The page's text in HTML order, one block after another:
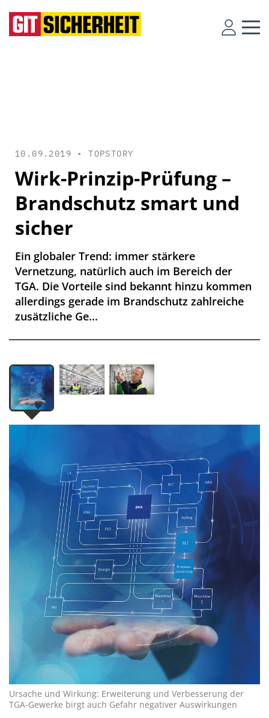
10.09.2019 •TOPSTORY
Wirk-Prinzip-Prüfung –
Brandschutz smart und
sicher
Ein globaler Trend: immer stärkere
Vernetzung, natürlich auch im Bereich der
TGA. Die Vorteile sind bekannt hinzu kommen
allerdings gerade im Brandschutz zahlreiche
zusätzliche Ge...
Ursache und Wirkung: Erweiterung und Verbesserung der
TGA-Gewerke birgt auch Gefahr negativer Auswirkungen